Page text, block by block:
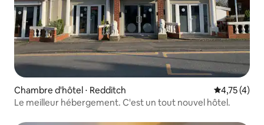
Chambre d'hôtel ⋅ Redditch Évaluation
4,75 (4)
Le meilleur hébergement. C'est un tout nouvel hôtel.